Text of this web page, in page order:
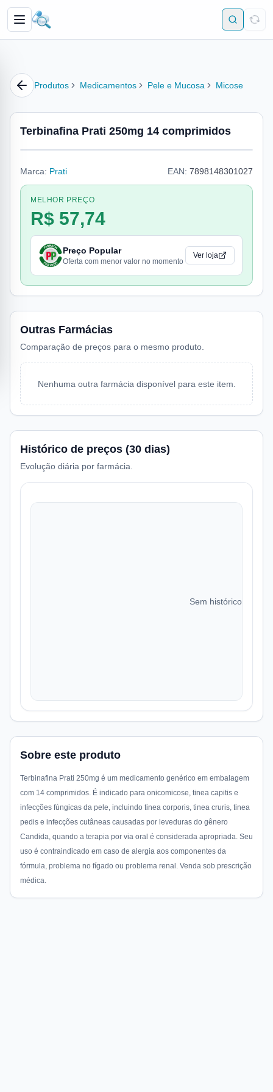
Produtos Medicamentos Pele e Mucosa Micose
Terbinafina Prati 250mg 14 comprimidos
Marca: Prati EAN: 7898148301027
MELHOR PREÇO
R$ 57,74
Preço Popular
Oferta com menor valor no momento
Ver loja
Outras Farmácias
Comparação de preços para o mesmo produto.
Nenhuma outra farmácia disponível para este item.
Histórico de preços (30 dias)
Evolução diária por farmácia.
Sem histórico de
Sobre este produto
Terbinafina Prati 250mg é um medicamento genérico em embalagem
com 14 comprimidos. É indicado para onicomicose, tinea capitis e
infecções fúngicas da pele, incluindo tinea corporis, tinea cruris, tinea
pedis e infecções cutâneas causadas por leveduras do gênero
Candida, quando a terapia por via oral é considerada apropriada. Seu
uso é contraindicado em caso de alergia aos componentes da
fórmula, problema no fígado ou problema renal. Venda sob prescrição
médica.